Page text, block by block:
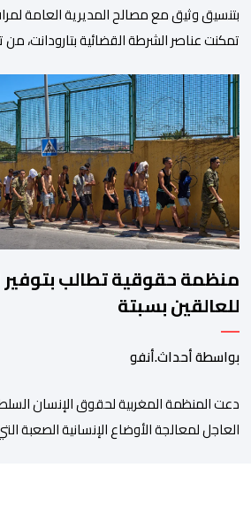
بتنسيق وثيق مع مصالح المديرية العامة
تمكنت عناصر الشرطة القضائية بتارودانت،
ممتلكات الدولة، وذلك على خلفية دعوات
“.وبحسب المعطيات المتوفرة، جاء توقيف
منظمة حقوقية تطالب بتوفير
للعالقين بسبتة
بواسطة أحداث.أنفو
دعت المنظمة المغربية لحقوق الإنسان
العاجل لمعالجة الأوضاع الإنسانية الصعبة